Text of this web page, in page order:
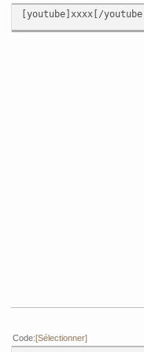
[youtube]xxxx[/
Code Sélectionner